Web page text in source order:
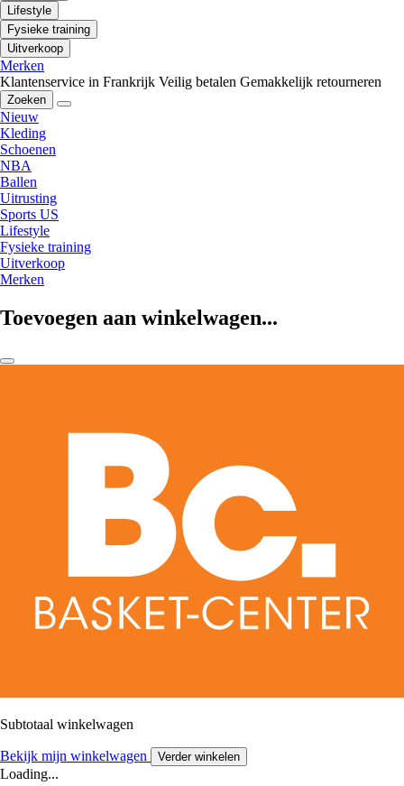
Lifestyle
Fysieke training
Uitverkoop
Merken
Klantenservice in Frankrijk Veilig betalen Gemakkelijk retourneren
Zoeken
Nieuw
Kleding
Schoenen
NBA
Ballen
Uitrusting
Sports US
Lifestyle
Fysieke training
Uitverkoop
Merken
Toevoegen aan winkelwagen...
Subtotaal winkelwagen
Bekijk mijn winkelwagen Verder winkelen
Loading...